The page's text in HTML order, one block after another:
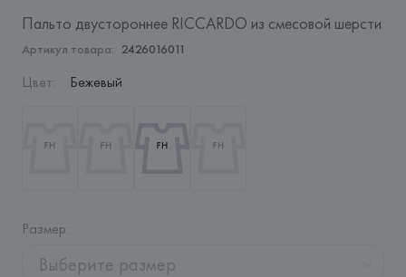
Пальто двустороннее RICCARDO из смесовой шерсти
Артикул товара: 2426016011
Цвет: Бежевый
Размер:
Выберите размер